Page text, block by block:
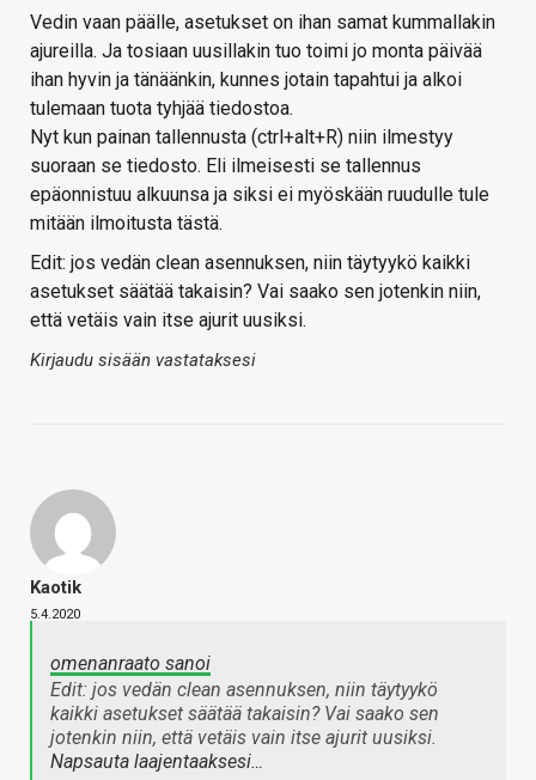
Vedin vaan päälle, asetukset on ihan samat kummallakin
ajureilla. Ja tosiaan uusillakin tuo toimi jo monta päivää
ihan hyvin ja tänäänkin, kunnes jotain tapahtui ja alkoi
tulemaan tuota tyhjää tiedostoa.
Nyt kun painan tallennusta (ctrl+alt+R) niin ilmestyy
suoraan se tiedosto. Eli ilmeisesti se tallennus
epäonnistuu alkuunsa ja siksi ei myöskään ruudulle tule
mitään ilmoitusta tästä.
Edit: jos vedän clean asennuksen, niin täytyykö kaikki
asetukset säätää takaisin? Vai saako sen jotenkin niin,
että vetäis vain itse ajurit uusiksi.
Kirjaudu sisään vastataksesi
Kaotik
5.4.2020
omenanraato sanoi
Edit: jos vedän clean asennuksen, niin täytyykö
kaikki asetukset säätää takaisin? Vai saako sen
jotenkin niin, että vetäis vain itse ajurit uusiksi.
Napsauta laajentaaksesi…